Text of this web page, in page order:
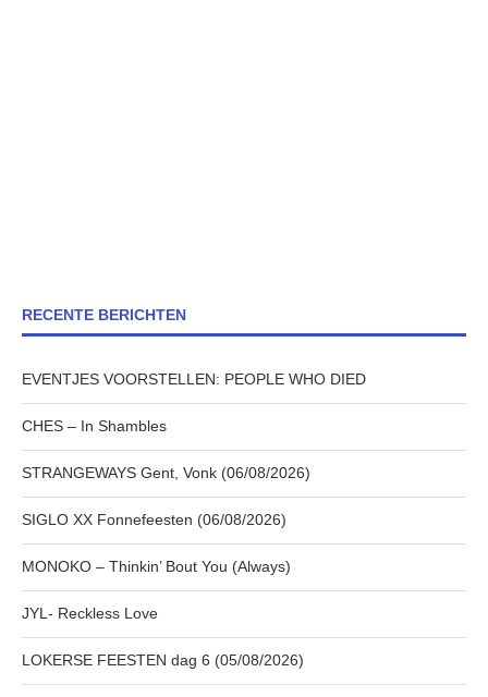
RECENTE BERICHTEN
EVENTJES VOORSTELLEN: PEOPLE WHO DIED
CHES – In Shambles
STRANGEWAYS Gent, Vonk (06/08/2026)
SIGLO XX Fonnefeesten (06/08/2026)
MONOKO – Thinkin’ Bout You (Always)
JYL- Reckless Love
LOKERSE FEESTEN dag 6 (05/08/2026)